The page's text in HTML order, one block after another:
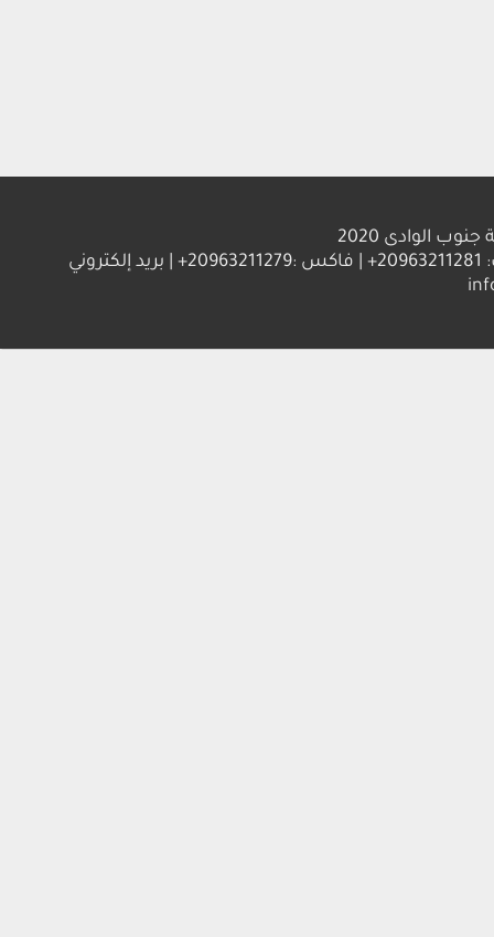
2020
العنوان : جامعة جنوب الوادي 83523 قنا - جمهورية مصر العربية | ت: 20963211281+ | فاكس :20963211279+ | بريد إلكتروني